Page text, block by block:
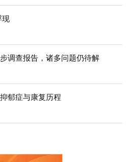
现
调查报告，诸多问题仍待解
郁症与康复历程